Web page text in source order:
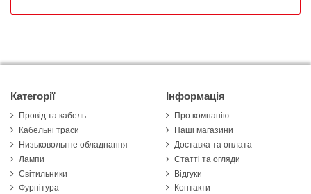
Категорії
Провід та кабель
Кабельні траси
Низьковольтне обладнання
Лампи
Світильники
Фурнітура
Інформація
Про компанію
Наші магазини
Доставка та оплата
Статті та огляди
Відгуки
Контакти